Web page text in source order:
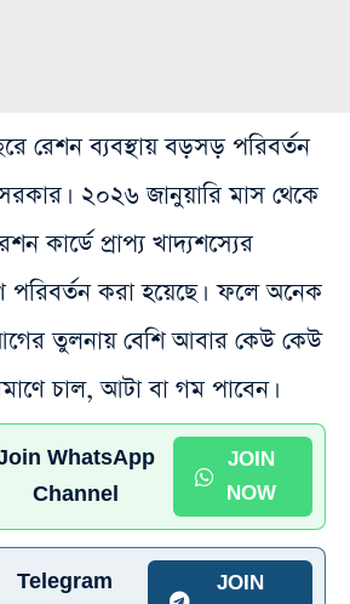
রেশন ব্যবস্থায় বড়সড় পরিবর্তন
২০২৬ জানুয়ারি মাস থেকে
কার্ডে প্রাপ্য খাদ্যশস্যের
পরিবর্তন করা হয়েছে। ফলে অনেক
তুলনায় বেশি আবার কেউ কেউ
চাল, আটা বা গম পাবেন।
WhatsApp
Channel
JOIN
NOW
Telegram
JOIN